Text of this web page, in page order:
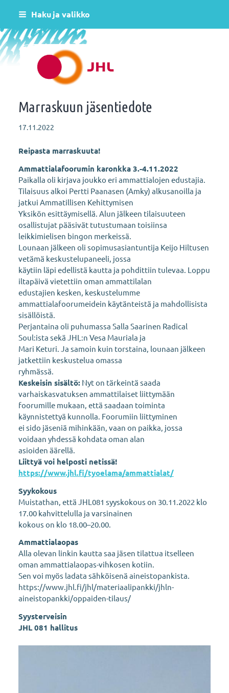
Siirry
sisältöön
Haku ja valikko
Helsingin varhaiskasvatus JHL ry 081
Marraskuun jäsentiedote
17.11.2022
Reipasta marraskuuta!
Ammattialafoorumin karonkka 3.-4.11.2022
Paikalla oli kirjava joukko eri ammattialojen edustajia.
Tilaisuus alkoi Pertti Paanasen (Amky) alkusanoilla ja
jatkui Ammatillisen Kehittymisen
Yksikön esittäymisellä. Alun jälkeen tilaisuuteen
osallistujat pääsivät tutustumaan toisiinsa
leikkimielisen bingon merkeissä.
Lounaan jälkeen oli sopimusasiantuntija Keijo Hiltusen
vetämä keskustelupaneeli, jossa
käytiin läpi edellistä kautta ja pohdittiin tulevaa. Loppu
iltapäivä vietettiin oman ammattilalan
edustajien kesken, keskustelumme
ammattialafoorumeidein käytänteistä ja mahdollisista
sisällöistä.
Perjantaina oli puhumassa Salla Saarinen Radical
Soul:ista sekä JHL:n Vesa Mauriala ja
Mari Keturi. Ja samoin kuin torstaina, lounaan jälkeen
jatkettiin keskustelua omassa
ryhmässä.
Keskeisin sisältö:Nyt on tärkeintä saada
varhaiskasvatuksen ammattilaiset liittymään
foorumille mukaan, että saadaan toiminta
käynnistettyä kunnolla. Foorumiin liittyminen
ei sido jäseniä mihinkään, vaan on paikka, jossa
voidaan yhdessä kohdata oman alan
asioiden äärellä.
Liittyä voi helposti netissä!
https://www.jhl.fi/tyoelama/ammattialat/
Syykokous
Muistathan, että JHL081 syyskokous on 30.11.2022 klo
17.00 kahvittelulla ja varsinainen
kokous on klo 18.00–20.00.
Ammattialaopas
Alla olevan linkin kautta saa jäsen tilattua itselleen
oman ammattialaopas-vihkosen kotiin.
Sen voi myös ladata sähköisenä aineistopankista.
https://www.jhl.fi/jhl/materiaalipankki/jhln-
aineistopankki/oppaiden-tilaus/
Syysterveisin
JHL 081 hallitus